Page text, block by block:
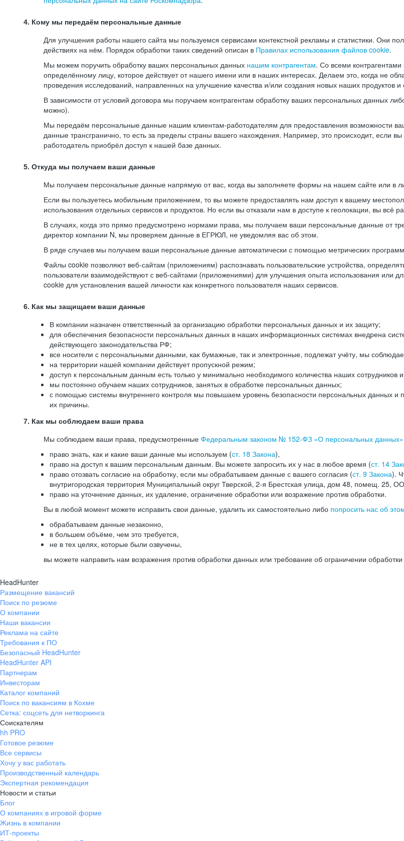
4. Кому мы передаём персональные данные
Для улучшения работы нашего сайта мы пользуемся сервисами контекстной рекламы и статистики. Они
действиях на нём. Порядок обработки таких сведений описан в Правилах использования файлов cookie.
Мы можем поручить обработку ваших персональных данных нашим контрагентам. Со всеми
определённому лицу, которое действует от нашего имени или в наших интересах. Делаем это, когда не
проведения исследований, направленных на улучшение качества и/или создания новых наших продуктов и
В зависимости от условий договора мы поручаем контрагентам обработку ваших персональных данных
можно).
Мы передаём персональные данные нашим клиентам-работодателям для предоставления возможности
данные трансгранично, то есть за пределы страны вашего нахождения. Например, это происходит, если
работодатель приобрёл доступ к нашей базе данных.
5. Откуда мы получаем ваши данные
Мы получаем персональные данные напрямую от вас, когда вы заполняете формы на нашем сайте или в
Если вы пользуетесь мобильным приложением, то вы можете предоставлять нам доступ к вашему
использования отдельных сервисов и продуктов. Но если вы отказали нам в доступе к геолокации, вы всё
В случаях, когда это прямо предусмотрено нормами права, мы получаем ваши персональные данные от
директор компании N, мы проверяем данные в ЕГРЮЛ, не уведомляя вас об этом.
В ряде случаев мы получаем ваши персональные данные автоматически с помощью метрических
Файлы cookie позволяют веб-сайтам (приложениям) распознавать пользовательские устройства,
пользователи взаимодействуют с веб-сайтами (приложениями) для улучшения опыта использования или
cookie для установления вашей личности как конкретного пользователя наших сервисов.
6. Как мы защищаем ваши данные
В компании назначен ответственный за организацию обработки персональных данных и их защиту;
для обеспечения безопасности персональных данных в наших информационных системах внедрена
действующего законодательства РФ;
все носители с персональными данными, как бумажные, так и электронные, подлежат учёту, мы
на территории нашей компании действует пропускной режим;
доступ к персональным данным есть только у минимально необходимого количества наших сотрудников
мы постоянно обучаем наших сотрудников, занятых в обработке персональных данных;
с помощью системы внутреннего контроля мы повышаем уровень безопасности персональных данных и
их причины.
7. Как мы соблюдаем ваши права
Мы соблюдаем ваши права, предусмотренные Федеральным законом № 152-ФЗ «О персональных данных»
право знать, как и какие ваши данные мы используем (ст. 18 Закона),
право на доступ к вашим персональным данным. Вы можете запросить их у нас в любое время (ст. 14
право отозвать согласие на обработку, если мы обрабатываем данные с вашего согласия (ст. 9 Закона).
внутригородская территория Муниципальный округ Тверской, 2-я Брестская улица, дом 48, помещ. 25,
право на уточнение данных, их удаление, ограничение обработки или возражение против обработки.
Вы в любой момент можете исправить свои данные, удалить их самостоятельно либо попросить нас об
обрабатываем данные незаконно,
в большем объёме, чем это требуется,
не в тех целях, которые были озвучены,
вы можете направить нам возражения против обработки данных или требование об ограничении обработки
HeadHunter
Размещение вакансий
Поиск по резюме
О компании
Наши вакансии
Реклама на сайте
Требования к ПО
Безопасный HeadHunter
HeadHunter API
Партнерам
Инвесторам
Каталог компаний
Поиск по вакансиям в Кохме
Сетка: соцсеть для нетворкинга
Соискателям
hh PRO
Готовое резюме
Все сервисы
Хочу у вас работать
Производственный календарь
Экспертная рекомендация
Новости и статьи
Блог
О компаниях в игровой форме
Жизнь в компании
ИТ-проекты